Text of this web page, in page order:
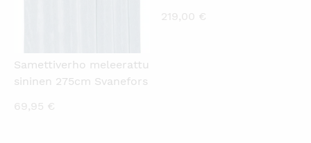
Samettiverho meleerattu
sininen 275cm Svanefors
69,95 €
219,00 €